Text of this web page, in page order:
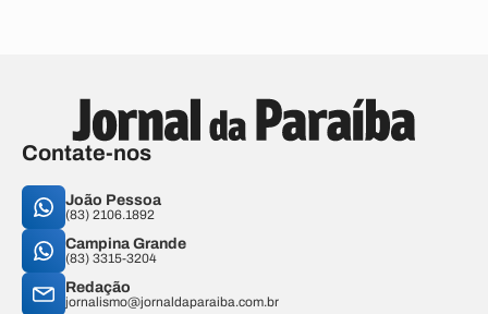
Contate-nos
João Pessoa
(83) 2106.1892
Campina Grande
(83) 3315-3204
Redação
jornalismo@jornaldaparaiba.com.br